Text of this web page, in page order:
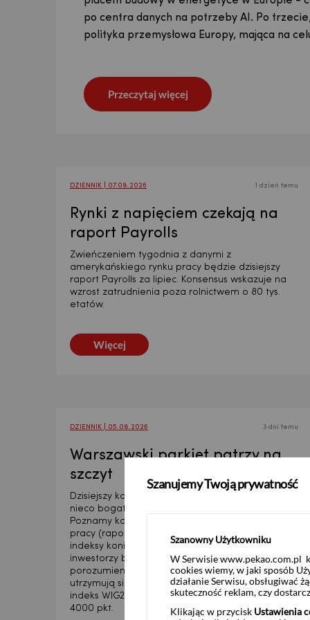
odniesieniu do Polski spodziewamy się
nasz raport o sytuacji makroekonomicznej z
Przeczytaj więcej
po centra danych na potrzeby AI. Po
polityka przemysłowa Europy, mająca na
Przeczytaj więcej
Przeczytaj więcej
Przeczytaj więcej
Iranem wprowadziła olbrzymią
skłaniając nas do przedstawienia
Przeczytaj więcej
odniesieniu do Polski spodziewamy się
nasz raport o sytuacji makroekonomicznej z
Przeczytaj więcej
po centra danych na potrzeby AI. Po
polityka przemysłowa Europy, mająca na
Przeczytaj więcej
DZIENNIK | 07.08.2026 1 dzień temu
Rynki z napięciem czekają na
raport Payrolls
Zwieńczeniem tygodnia z danymi z
amerykańskiego rynku pracy będzie dzisiejszy
raport Payrolls za lipiec. Konsensus wskazuje na
wzrost zatrudnienia poza rolnictwem o 80 tys.
etatów.
Więcej
DZIENNIK | 05.08.2026 3 dni temu
Warszawski parkiet patrzy na
szczyt
Dzisiejszy kalendarz publikacji makro będzie
nieco bogatszy niż w poprzednich dniach.
Poznamy kolejne dane z amerykańskiego rynku
pracy (raport ADP o zatrudnieniu), a także
indeksy koniunktury dla sektora usług. Równolegle
inwestorzy będą śledzić doniesienia o możliwym
porozumieniu w Zatoce Perskiej. Dobre nastroje
utrzymują się na warszawskiej giełdzie, gdzie
indeks WIG20 przekroczył historyczny poziom
4000 pkt.
Szanujemy Twoją prywatność
Szanowny Użytkowniku
W Serwisie www.pekao.com.pl
cookies wiemy, w jaki sposób
działanie Serwisu, obsługiwać
skuteczność reklam, czy
Klikając w przycisk Ustawienia